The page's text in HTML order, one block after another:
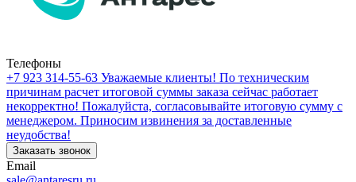
Телефоны
+7 923 314-55-63 Уважаемые клиенты! По техническим
причинам расчет итоговой суммы заказа сейчас работает
некорректно! Пожалуйста, согласовывайте итоговую сумму с
менеджером. Приносим извинения за доставленные
неудобства!
Заказать звонок
Email